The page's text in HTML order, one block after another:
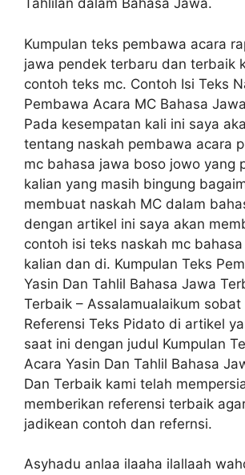
Tahlilan dalam Bahasa Jawa.
Kumpulan teks pembawa acara
jawa pendek terbaru dan terbaik
contoh teks mc. Contoh Isi Teks
Pembawa Acara MC Bahasa
Pada kesempatan kali ini saya
tentang naskah pembawa acara
mc bahasa jawa boso jowo yang
kalian yang masih bingung
membuat naskah MC dalam
dengan artikel ini saya akan
contoh isi teks naskah mc
kalian dan di. Kumpulan Teks
Yasin Dan Tahlil Bahasa Jawa
Terbaik – Assalamualaikum sobat
Referensi Teks Pidato di artikel
saat ini dengan judul Kumpulan
Acara Yasin Dan Tahlil Bahasa
Dan Terbaik kami telah
memberikan referensi terbaik
jadikean contoh dan refernsi.
Asyhadu anlaa ilaaha ilallaah